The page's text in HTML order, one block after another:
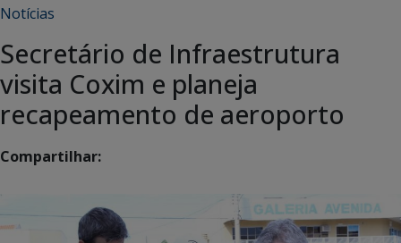
Notícias
Secretário de Infraestrutura
visita Coxim e planeja
recapeamento de aeroporto
Compartilhar: